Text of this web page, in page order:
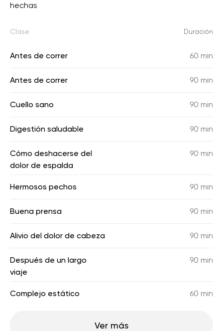
hechas
Clase Duración
Antes de correr 60 min
Antes de correr 90 min
Cuello sano 90 min
Digestión saludable 90 min
Cómo deshacerse del
dolor de espalda
90 min
Hermosos pechos 90 min
Buena prensa 90 min
Alivio del dolor de cabeza 90 min
Después de un largo
viaje
90 min
Complejo estático 60 min
Ver más